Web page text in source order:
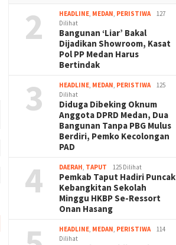
2 HEADLINE, MEDAN, PERISTIWA
127
Dilihat
Bangunan ‘Liar’ Bakal
Dijadikan Showroom, Kasat
Pol PP Medan Harus
Bertindak
3 HEADLINE, MEDAN, PERISTIWA
125
Dilihat
Diduga Dibeking Oknum
Anggota DPRD Medan, Dua
Bangunan Tanpa PBG Mulus
Berdiri, Pemko Kecolongan
PAD
4 DAERAH, TAPUT 125 Dilihat
Pemkab Taput Hadiri Puncak
Kebangkitan Sekolah
Minggu HKBP Se-Ressort
Onan Hasang
HEADLINE, MEDAN, PERISTIWA
114
Dilihat